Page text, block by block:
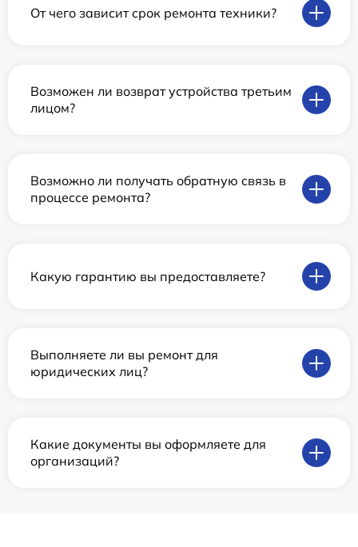
От чего зависит срок ремонта техники?
Возможен ли возврат устройства третьим
лицом?
Возможно ли получать обратную связь в
процессе ремонта?
Какую гарантию вы предоставляете?
Выполняете ли вы ремонт для
юридических лиц?
Какие документы вы оформляете для
организаций?